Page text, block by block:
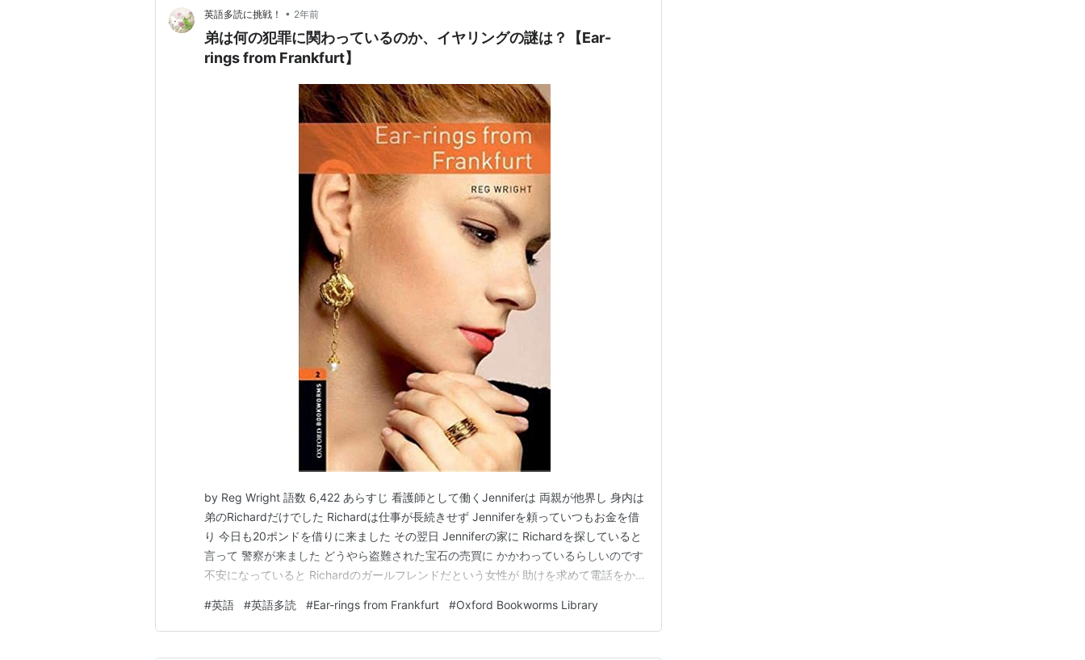
英語多読に挑戦！ • 2年前
弟は何の犯罪に関わっているのか、イヤリングの謎は？【Ear-
rings from Frankfurt】
by Reg Wright 語数 6,422 あらすじ 看護師として働くJenniferは 両親が他界し 身内は
弟のRichardだけでした Richardは仕事が長続きせず Jenniferを頼っていつもお金を借
り 今日も20ポンドを借りに来ました その翌日 Jenniferの家に Richardを探していると
言って 警察が来ました どうやら盗難された宝石の売買に かかわっているらしいのです
不安になっていると Richardのガールフレンドだという女性が 助けを求めて電話をか
えながら読み進め …
#英語 #英語多読 #Ear-rings from Frankfurt #Oxford Bookworms Library